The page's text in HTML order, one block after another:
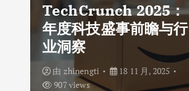
TechCrunch 2025：
年度科技盛事前瞻与行
业洞察
由 zhinengti
18 11 月, 2025
907 views